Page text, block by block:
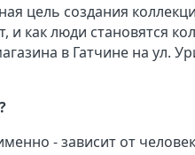
цель создания
и как люди становятся
в Гатчине на ул.
- зависит от